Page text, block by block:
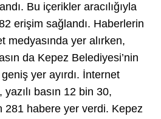
Bu içerikler aracılığıyla
erişim sağlandı. Haberlerin
medyasında yer alırken,
da Kepez Belediyesi’nin
yer ayırdı. İnternet
basın 12 bin 30,
281 habere yer verdi. Kepez